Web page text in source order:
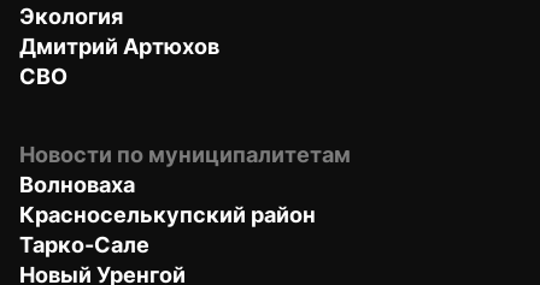
Экология
Дмитрий Артюхов
СВО
Новости по муниципалитетам
Волноваха
Красноселькупский район
Тарко-Сале
Новый Уренгой